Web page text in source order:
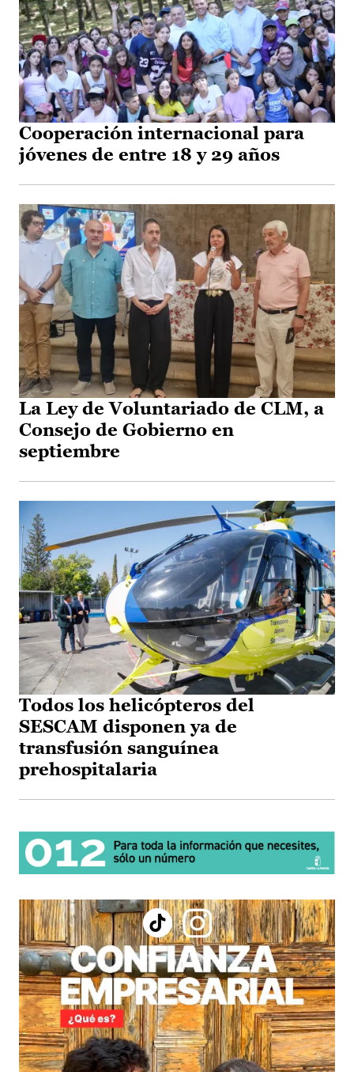
Cooperación internacional para
jóvenes de entre 18 y 29 años
La Ley de Voluntariado de CLM, a
Consejo de Gobierno en
septiembre
Todos los helicópteros del
SESCAM disponen ya de
transfusión sanguínea
prehospitalaria